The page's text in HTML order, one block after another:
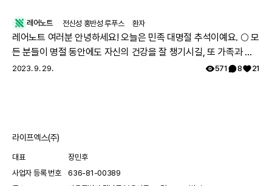
걱정스러워서리.. 다들 몇주차에 무슨 검사하셨나요? 도움 좀 주심
감사하겠습니다.
레어노트 전신성 홍반성 루푸스 환자
레어노트 여러분 안녕하세요! 오늘은 민족 대명절 추석이예요. 🌕 모
든 분들이 명절 동안에도 자신의 건강을 잘 챙기시길, 또 가족과 함
께 따뜻하고 행복한 시간 보내시길 레어노트팀이 기원하겠습니다!
2023. 9. 29. 571 8 21
라이프엑스(주)
대표
장민후
사업자 등록 번호
636-81-00389